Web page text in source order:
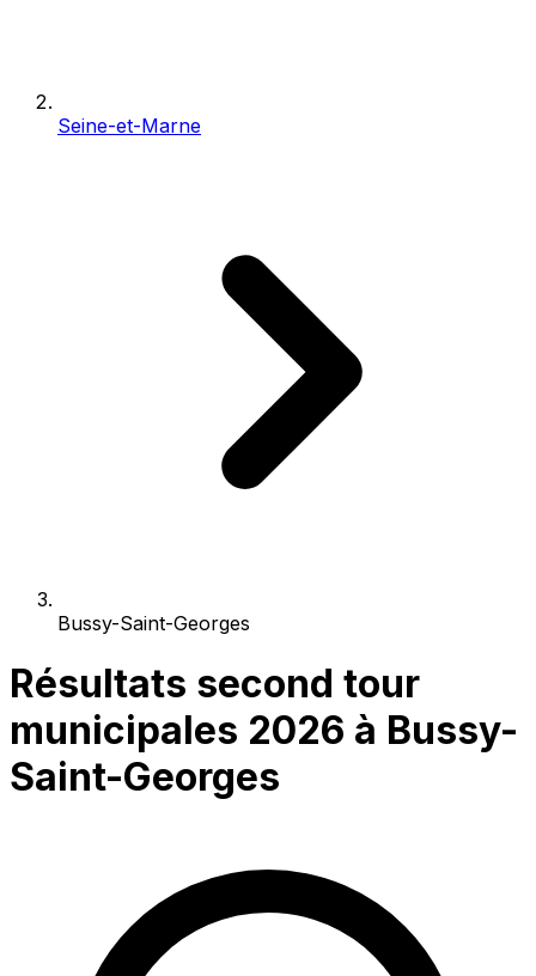
Seine-et-Marne
Bussy-Saint-Georges
Résultats second tour
municipales 2026 à Bussy-
Saint-Georges